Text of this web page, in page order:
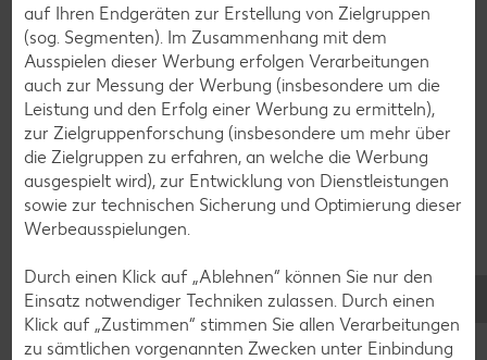
Smoothie-Rezepte
Bowle-Rezepte
Cocktail-Rezepte
Avocado-Rezepte
Erdbeer-Rezepte
Blaubeer-Rezepte
Bananen-Rezepte
Zurück zu allen Rezepten
auf Ihren Endgeräten zur Erstellung von Zielgruppen
(sog. Segmenten). Im Zusammenhang mit dem
Ausspielen dieser Werbung erfolgen Verarbeitungen
auch zur Messung der Werbung (insbesondere um die
Leistung und den Erfolg einer Werbung zu ermitteln),
zur Zielgruppenforschung (insbesondere um mehr über
die Zielgruppen zu erfahren, an welche die Werbung
ausgespielt wird), zur Entwicklung von Dienstleistungen
sowie zur technischen Sicherung und Optimierung dieser
Werbeausspielungen.
Durch einen Klick auf „Ablehnen“ können Sie nur den
Einsatz notwendiger Techniken zulassen. Durch einen
Klick auf „Zustimmen“ stimmen Sie allen Verarbeitungen
zu sämtlichen vorgenannten Zwecken unter Einbindung